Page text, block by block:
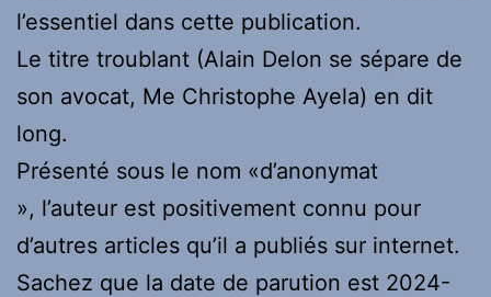
l’essentiel dans cette publication.
Le titre troublant (Alain Delon se sépare de
son avocat, Me Christophe Ayela) en dit
long.
Présenté sous le nom «d’anonymat
», l’auteur est positivement connu pour
d’autres articles qu’il a publiés sur internet.
Sachez que la date de parution est 2024-